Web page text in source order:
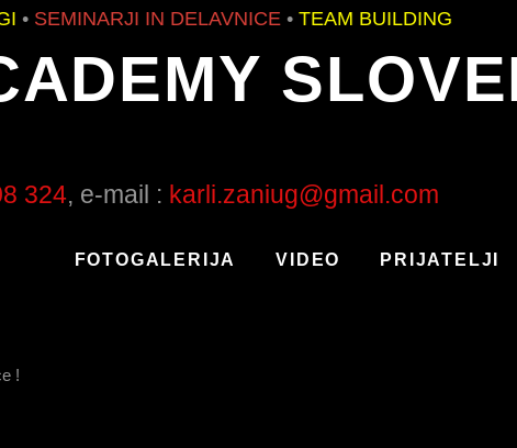
IN DELAVNICE•TEAM BUILDING
324, e-mail : karli.zaniug@gmail.com
FOTOGALERIJA VIDEO PRIJATELJI
!